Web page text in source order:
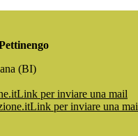
(BI)
Link per inviare una mail
Link per inviare una